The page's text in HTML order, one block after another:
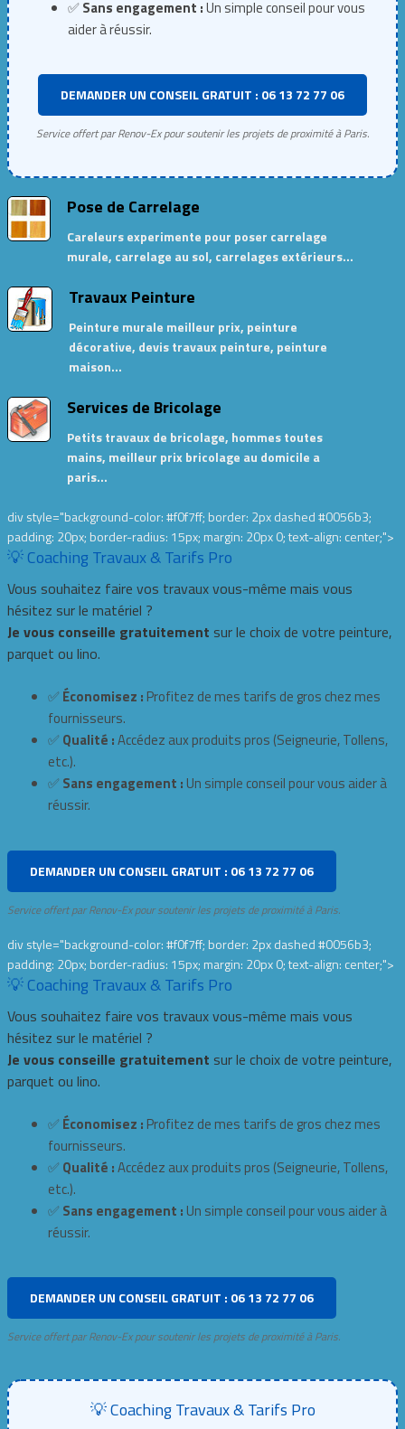
✅Sans engagement :Un simple conseil pour vous
aider à réussir.
DEMANDER UN CONSEIL GRATUIT : 06 13 72 77 06
Service offert par Renov-Ex pour soutenir les projets de proximité à Paris.
Pose de Carrelage
Careleurs experimente pour poser carrelage
murale, carrelage au sol, carrelages extérieurs…
Travaux Peinture
Peinture murale meilleur prix, peinture
décorative, devis travaux peinture, peinture
maison…
Services de Bricolage
Petits travaux de bricolage, hommes toutes
mains, meilleur prix bricolage au domicile a
paris…
div style="background-color: #f0f7ff; border: 2px dashed #0056b3;
padding: 20px; border-radius: 15px; margin: 20px 0; text-align: center;">
💡 Coaching Travaux & Tarifs Pro
Vous souhaitez faire vos travaux vous-même mais vous
hésitez sur le matériel ?
Je vous conseille gratuitement sur le choix de votre peinture,
parquet ou lino.
✅ Économisez : Profitez de mes tarifs de gros chez mes
fournisseurs.
✅ Qualité :Accédez aux produits pros (Seigneurie, Tollens,
etc.).
✅ Sans engagement : Un simple conseil pour vous aider à
réussir.
DEMANDER UN CONSEIL GRATUIT : 06 13 72 77 06
Service offert par Renov-Ex pour soutenir les projets de proximité à Paris.
div style="background-color: #f0f7ff; border: 2px dashed #0056b3;
padding: 20px; border-radius: 15px; margin: 20px 0; text-align: center;">
💡 Coaching Travaux & Tarifs Pro
Vous souhaitez faire vos travaux vous-même mais vous
hésitez sur le matériel ?
Je vous conseille gratuitement sur le choix de votre peinture,
parquet ou lino.
✅ Économisez : Profitez de mes tarifs de gros chez mes
fournisseurs.
✅ Qualité :Accédez aux produits pros (Seigneurie, Tollens,
etc.).
✅ Sans engagement : Un simple conseil pour vous aider à
réussir.
DEMANDER UN CONSEIL GRATUIT : 06 13 72 77 06
Service offert par Renov-Ex pour soutenir les projets de proximité à Paris.
💡 Coaching Travaux & Tarifs Pro